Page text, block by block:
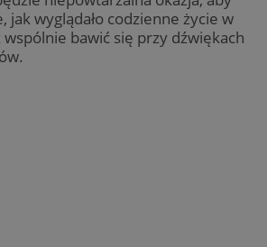
jak wyglądało codzienne życie w
bawić się przy dźwiękach